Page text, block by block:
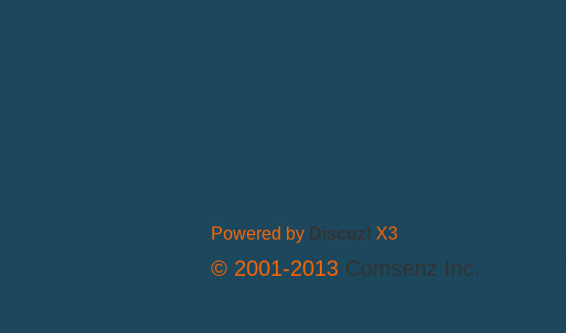
Powered by Discuz! X3
© 2001-2013 Comsenz Inc.